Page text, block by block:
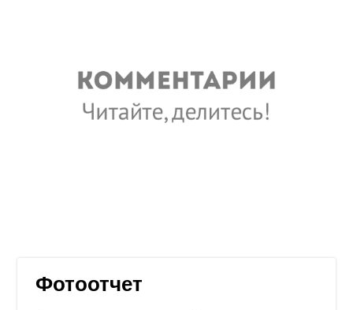
Фотоотчет